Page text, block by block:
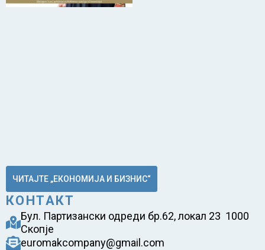
ЧИТАЈТЕ „ЕКОНОМИЈА И БИЗНИС“
КОНТАКТ
Бул. Партизански одреди бр.62, локал 23 1000
Скопје
euromakcompany@gmail.com